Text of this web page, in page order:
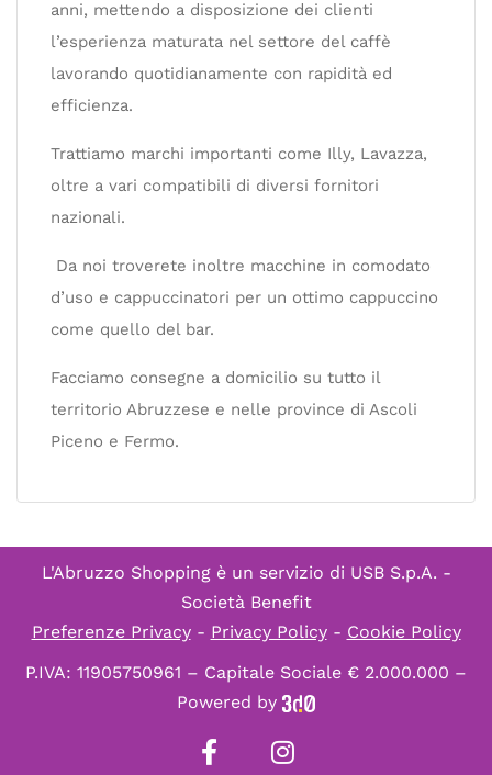
anni, mettendo a disposizione dei clienti
l’esperienza maturata nel settore del caffè
lavorando quotidianamente con rapidità ed
efficienza.
Trattiamo marchi importanti come Illy, Lavazza,
oltre a vari compatibili di diversi fornitori
nazionali.
Da noi troverete inoltre macchine in comodato
d’uso e cappuccinatori per un ottimo cappuccino
come quello del bar.
Facciamo consegne a domicilio su tutto il
territorio Abruzzese e nelle province di Ascoli
Piceno e Fermo.
L'Abruzzo Shopping è un servizio di USB S.p.A. -
Società Benefit
Preferenze Privacy- Privacy Policy- Cookie Policy
P.IVA: 11905750961 – Capitale Sociale € 2.000.000 –
Powered by